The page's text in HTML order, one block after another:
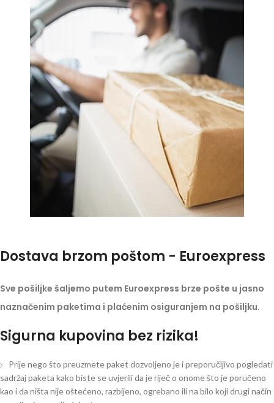
Dostava brzom poštom - Euroexpress
Sve pošiljke šaljemo putem Euroexpress brze pošte u jasno
naznačenim paketima i plaćenim osiguranjem na pošiljku.
Sigurna kupovina bez rizika!
Prije nego što preuzmete paket dozvoljeno je i preporučljivo pogledati
sadržaj paketa kako biste se uvjerili da je riječ o onome što je poručeno
kao i da ništa nije oštećeno, razbijeno, ogrebano ili na bilo koji drugi način